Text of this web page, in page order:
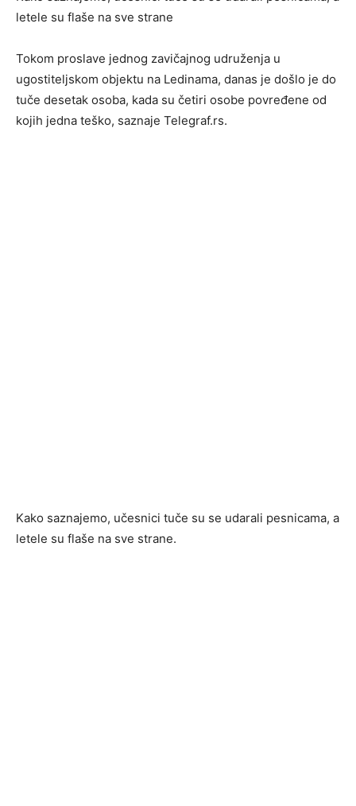
letele su flaše na sve strane
Tokom proslave jednog zavičajnog udruženja u
ugostiteljskom objektu na Ledinama, danas je došlo je do
tuče desetak osoba, kada su četiri osobe povređene od
kojih jedna teško, saznaje Telegraf.rs.
Kako saznajemo, učesnici tuče su se udarali pesnicama, a
letele su flaše na sve strane.